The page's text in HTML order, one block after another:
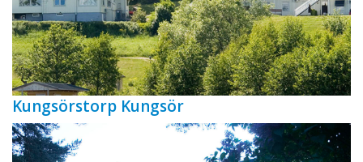
Kungsörstorp Kungsör